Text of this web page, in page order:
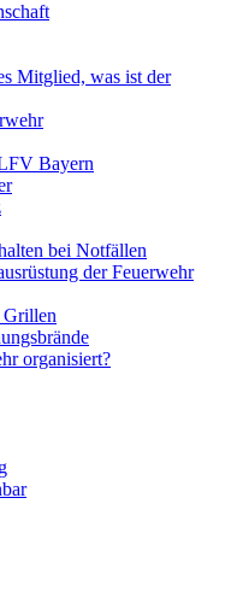
Mitglied, was ist der
Bayern
bei Notfällen
der Feuerwehr
Grillen
organisiert?